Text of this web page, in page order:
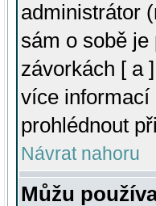
administrátor
sám o sobě
závorkách [ a
více informací
prohlédnout
Návrat nahoru
Můžu